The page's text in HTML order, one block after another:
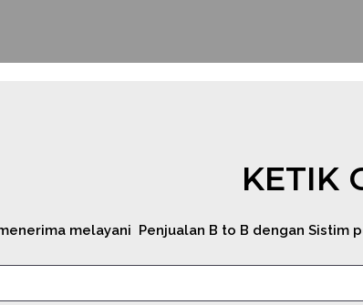
KETIK
menerima melayani Penjualan B to B dengan